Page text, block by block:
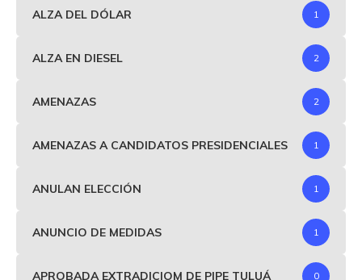
ALZA DEL DÓLAR 1
ALZA EN DIESEL 2
AMENAZAS 2
AMENAZAS A CANDIDATOS PRESIDENCIALES 1
ANULAN ELECCIÓN 1
ANUNCIO DE MEDIDAS 1
APROBADA EXTRADICIOM DE PIPE TULUÁ 0